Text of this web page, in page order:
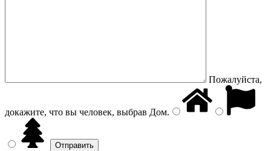
Пожалуйста,
докажите, что вы человек, выбрав Дом.